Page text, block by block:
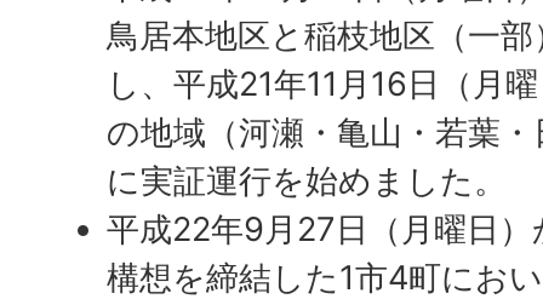
鳥居本地区と稲枝地区（一
し、平成21年11月16日（月
の地域（河瀬・亀山・若葉
に実証運行を始めました。
平成22年9月27日（月曜日
構想を締結した1市4町にお